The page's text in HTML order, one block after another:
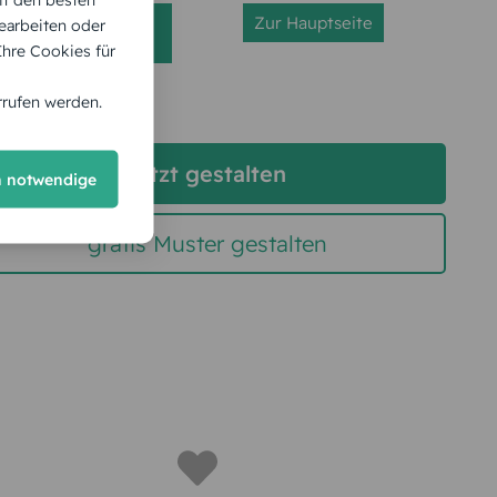
Seite
aktualisieren
Zur Hauptseite
jetzt gestalten
gratis Muster gestalten
oder
Cookies für
werden.
notwendige